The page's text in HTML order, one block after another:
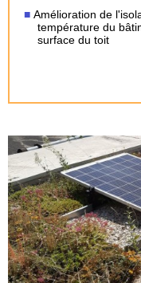
Amélioration de
température du
surface du toit